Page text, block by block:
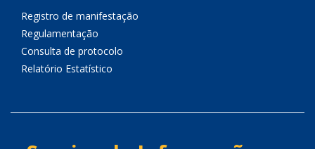
Registro de manifestação
Regulamentação
Consulta de protocolo
Relatório Estatístico